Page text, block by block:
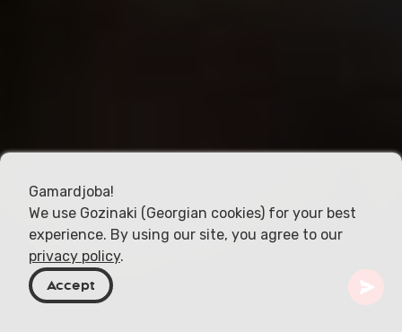
Gamardjoba!
We use Gozinaki (Georgian cookies) for your best
experience. By using our site, you agree to our
privacy policy.
Accept